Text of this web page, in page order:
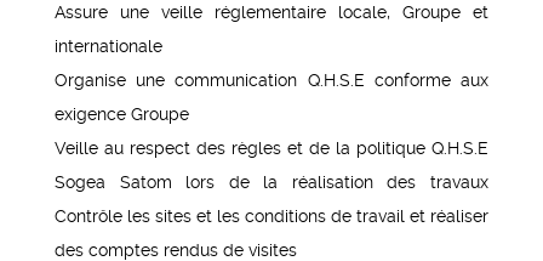
Assure une veille réglementaire locale, Groupe et
internationale
Organise une communication Q.H.S.E conforme aux
exigence Groupe
Veille au respect des règles et de la politique Q.H.S.E
Sogea Satom lors de la réalisation des travaux
Contrôle les sites et les conditions de travail et réaliser
des comptes rendus de visites